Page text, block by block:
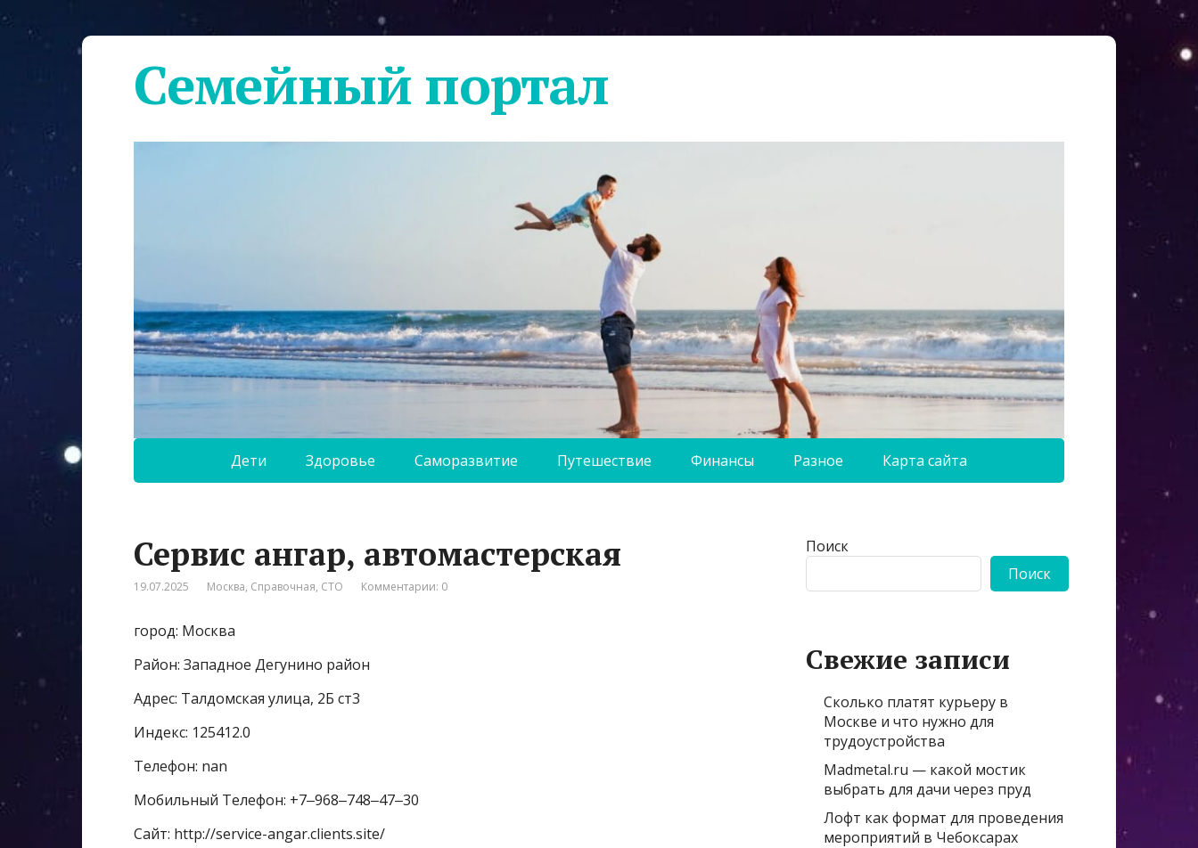
Семейный портал
Дети Здоровье Саморазвитие Путешествие Финансы Разное Карта сайта
Сервис ангар, автомастерская
19.07.2025 Москва, Справочная, СТО Комментарии: 0
город: Москва
Район: Западное Дегунино район
Адрес: Талдомская улица, 2Б ст3
Индекс: 125412.0
Телефон: nan
Мобильный Телефон: +7‒968‒748‒47‒30
Сайт: http://service-angar.clients.site/
Поиск
Поиск
Свежие записи
Сколько платят курьеру в
Москве и что нужно для
трудоустройства
Madmetal.ru — какой мостик
выбрать для дачи через пруд
Лофт как формат для проведения
мероприятий в Чебоксарах